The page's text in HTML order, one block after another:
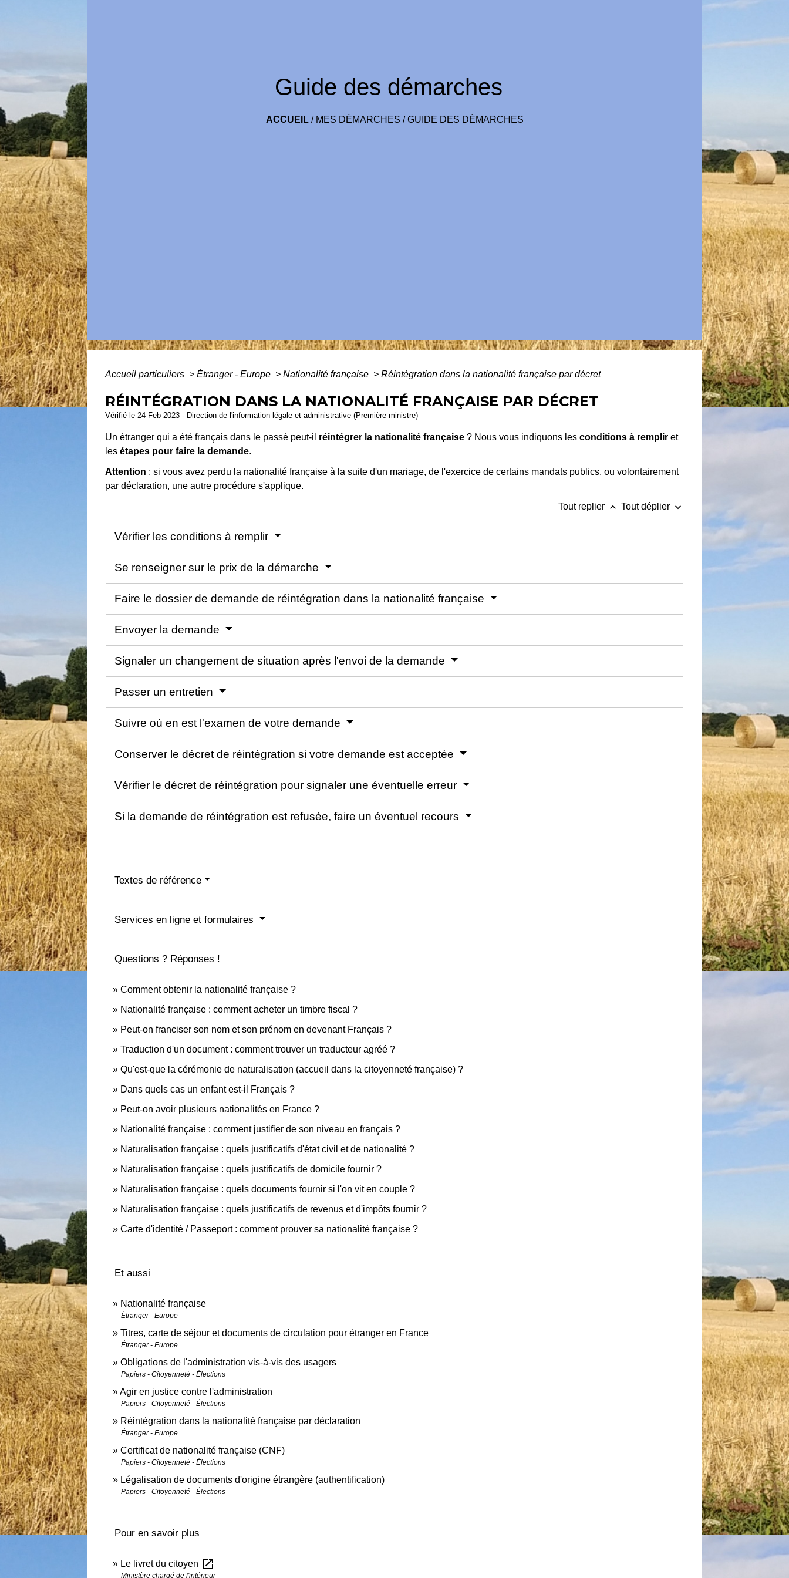
Guide des démarches
ACCUEIL/ MES DÉMARCHES /GUIDE DES DÉMARCHES
Accueil particuliers > Étranger - Europe > Nationalité française > Réintégration dans la nationalité française par décret
RÉINTÉGRATION DANS LA NATIONALITÉ FRANÇAISE PAR DÉCRET
Vérifié le 24 Feb 2023 - Direction de l'information légale et administrative (Première ministre)
Un étranger qui a été français dans le passé peut-il réintégrer la nationalité française ? Nous vous indiquons lesconditions à remplir et
lesétapes pour faire la demande.
Attention : si vous avez perdu la nationalité française à la suite d'un mariage, de l'exercice de certains mandats publics, ou volontairement
par déclaration, une autre procédure s'applique.
Tout replier keyboard_arrow_up Tout déplier keyboard_arrow_down
Vérifier les conditions à remplir
Se renseigner sur le prix de la démarche
Faire le dossier de demande de réintégration dans la nationalité française
Envoyer la demande
Signaler un changement de situation après l'envoi de la demande
Passer un entretien
Suivre où en est l'examen de votre demande
Conserver le décret de réintégration si votre demande est acceptée
Vérifier le décret de réintégration pour signaler une éventuelle erreur
Si la demande de réintégration est refusée, faire un éventuel recours
Textes de référence
Services en ligne et formulaires
Questions ? Réponses !
Comment obtenir la nationalité française ?
Nationalité française : comment acheter un timbre fiscal ?
Peut-on franciser son nom et son prénom en devenant Français ?
Traduction d'un document : comment trouver un traducteur agréé ?
Qu'est-que la cérémonie de naturalisation (accueil dans la citoyenneté française) ?
Dans quels cas un enfant est-il Français ?
Peut-on avoir plusieurs nationalités en France ?
Nationalité française : comment justifier de son niveau en français ?
Naturalisation française : quels justificatifs d'état civil et de nationalité ?
Naturalisation française : quels justificatifs de domicile fournir ?
Naturalisation française : quels documents fournir si l'on vit en couple ?
Naturalisation française : quels justificatifs de revenus et d'impôts fournir ?
Carte d'identité / Passeport : comment prouver sa nationalité française ?
Et aussi
Nationalité française
Étranger - Europe
Titres, carte de séjour et documents de circulation pour étranger en France
Étranger - Europe
Obligations de l'administration vis-à-vis des usagers
Papiers - Citoyenneté - Élections
Agir en justice contre l'administration
Papiers - Citoyenneté - Élections
Réintégration dans la nationalité française par déclaration
Étranger - Europe
Certificat de nationalité française (CNF)
Papiers - Citoyenneté - Élections
Légalisation de documents d'origine étrangère (authentification)
Papiers - Citoyenneté - Élections
Pour en savoir plus
Le livret du citoyen open_in_new
Ministère chargé de l'intérieur